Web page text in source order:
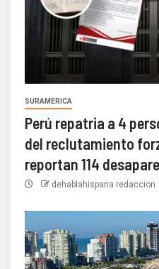
SURAMERICA
Perú repatria a 4
del reclutamiento
reportan 114
dehablahispana redaccion